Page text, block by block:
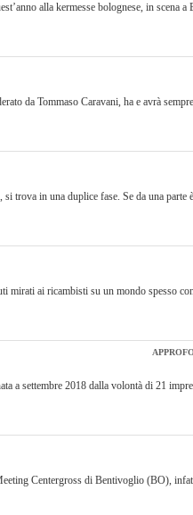
alla kermesse bolognese, in scena a
da Tommaso Caravani, ha e avrà
in una duplice fase. Se da una parte
mirati ai ricambisti su un mondo spesso
settembre 2018 dalla volontà di 21
Centergross di Bentivoglio (BO),